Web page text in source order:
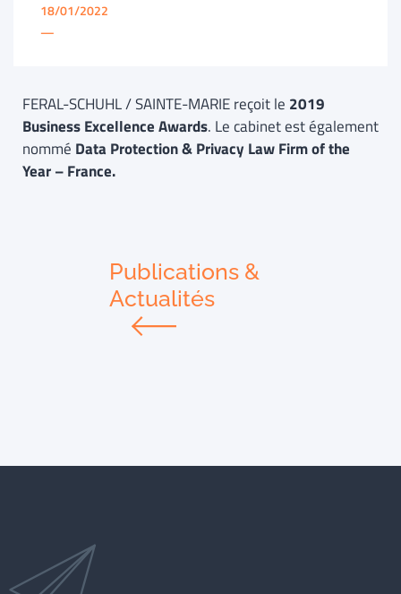
18/01/2022
—
FERAL-SCHUHL / SAINTE-MARIE reçoit le 2019
Business Excellence Awards. Le cabinet est également
nommé Data Protection & Privacy Law Firm of the
Year – France.
Publications &
Actualités